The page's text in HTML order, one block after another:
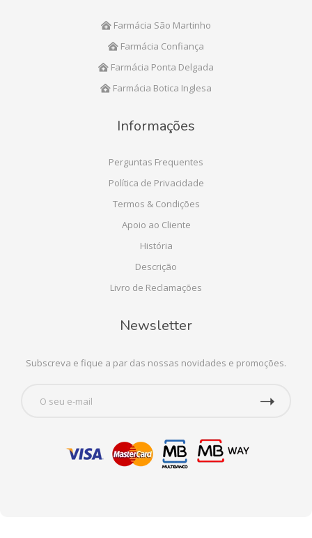
Farmácia São Martinho
Farmácia Confiança
Farmácia Ponta Delgada
Farmácia Botica Inglesa
Informações
Perguntas Frequentes
Política de Privacidade
Termos & Condições
Apoio ao Cliente
História
Descrição
Livro de Reclamações
Newsletter
Subscreva e fique a par das nossas novidades e promoções.